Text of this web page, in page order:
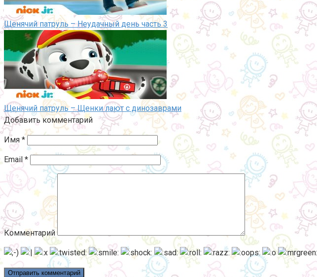
Щенячий патруль – Неудачный день часть 3
Щенячий патруль – Щенки лают с динозаврами
Добавить комментарий
Имя *
Email *
Комментарий